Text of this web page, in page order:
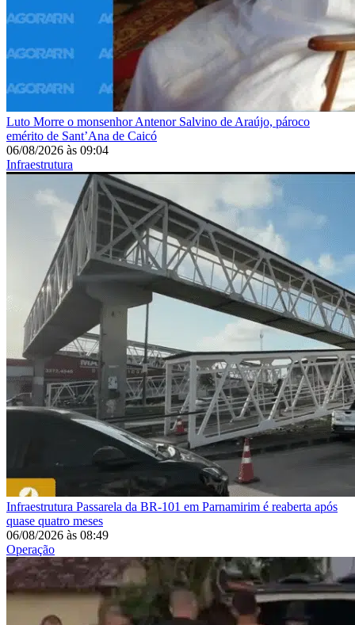
Luto Morre o monsenhor Antenor Salvino de Araújo, pároco
emérito de Sant’Ana de Caicó
06/08/2026 às 09:04
Infraestrutura
Infraestrutura Passarela da BR-101 em Parnamirim é reaberta após
quase quatro meses
06/08/2026 às 08:49
Operação